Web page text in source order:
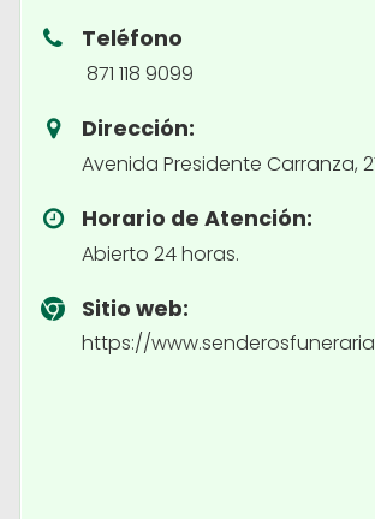
Teléfono
871 118 9099
Dirección:
Avenida Presidente Carranza,
Horario de Atención:
Abierto 24 horas.
Sitio web:
https://